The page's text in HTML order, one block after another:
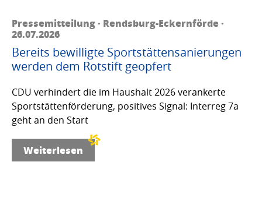
Pressemitteilung · Rendsburg-Eckernförde ·
26.07.2026
Bereits bewilligte Sportstättensanierungen
werden dem Rotstift geopfert
CDU verhindert die im Haushalt 2026 verankerte
Sportstättenförderung, positives Signal: Interreg 7a
geht an den Start
Weiterlesen